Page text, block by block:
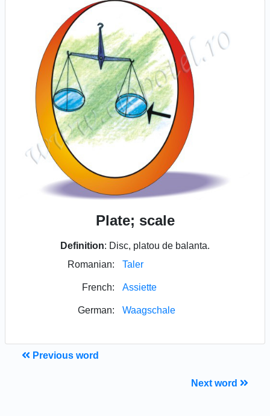
Plate; scale
Definition: Disc, platou de balanta.
Romanian:
Taler
French: Assiette
German: Waagschale
Previous word
Next word